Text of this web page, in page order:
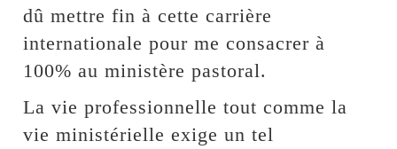
dû mettre fin à cette carrière
internationale pour me consacrer à
100% au ministère pastoral.
La vie professionnelle tout comme la
vie ministérielle exige un tel